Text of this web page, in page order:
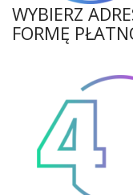
WYBIERZ
FORMĘ